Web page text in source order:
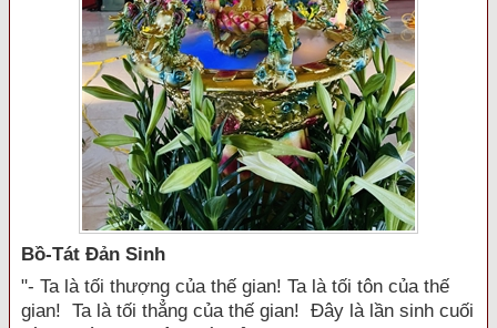
Bồ-Tát Đản Sinh
"- Ta là tối thượng của thế gian! Ta là tối tôn của thế
gian! Ta là tối thẳng của thế gian! Đây là lần sinh cuối